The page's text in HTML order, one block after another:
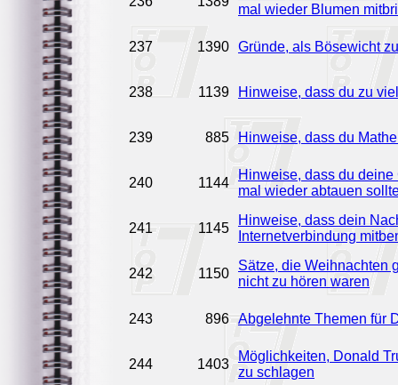
mal wieder Blumen
237 1390 Gründe, als Bösewicht
238 1139 Hinweise, dass du zu
239 885 Hinweise, dass du
240 1144
Hinweise, dass du deine
mal wieder abtauen
241 1145
Hinweise, dass dein
Internetverbindung
242 1150
Sätze, die Weihnachten
nicht zu hören waren
243 896 Abgelehnte Themen für
244 1403
Möglichkeiten, Donald
zu schlagen